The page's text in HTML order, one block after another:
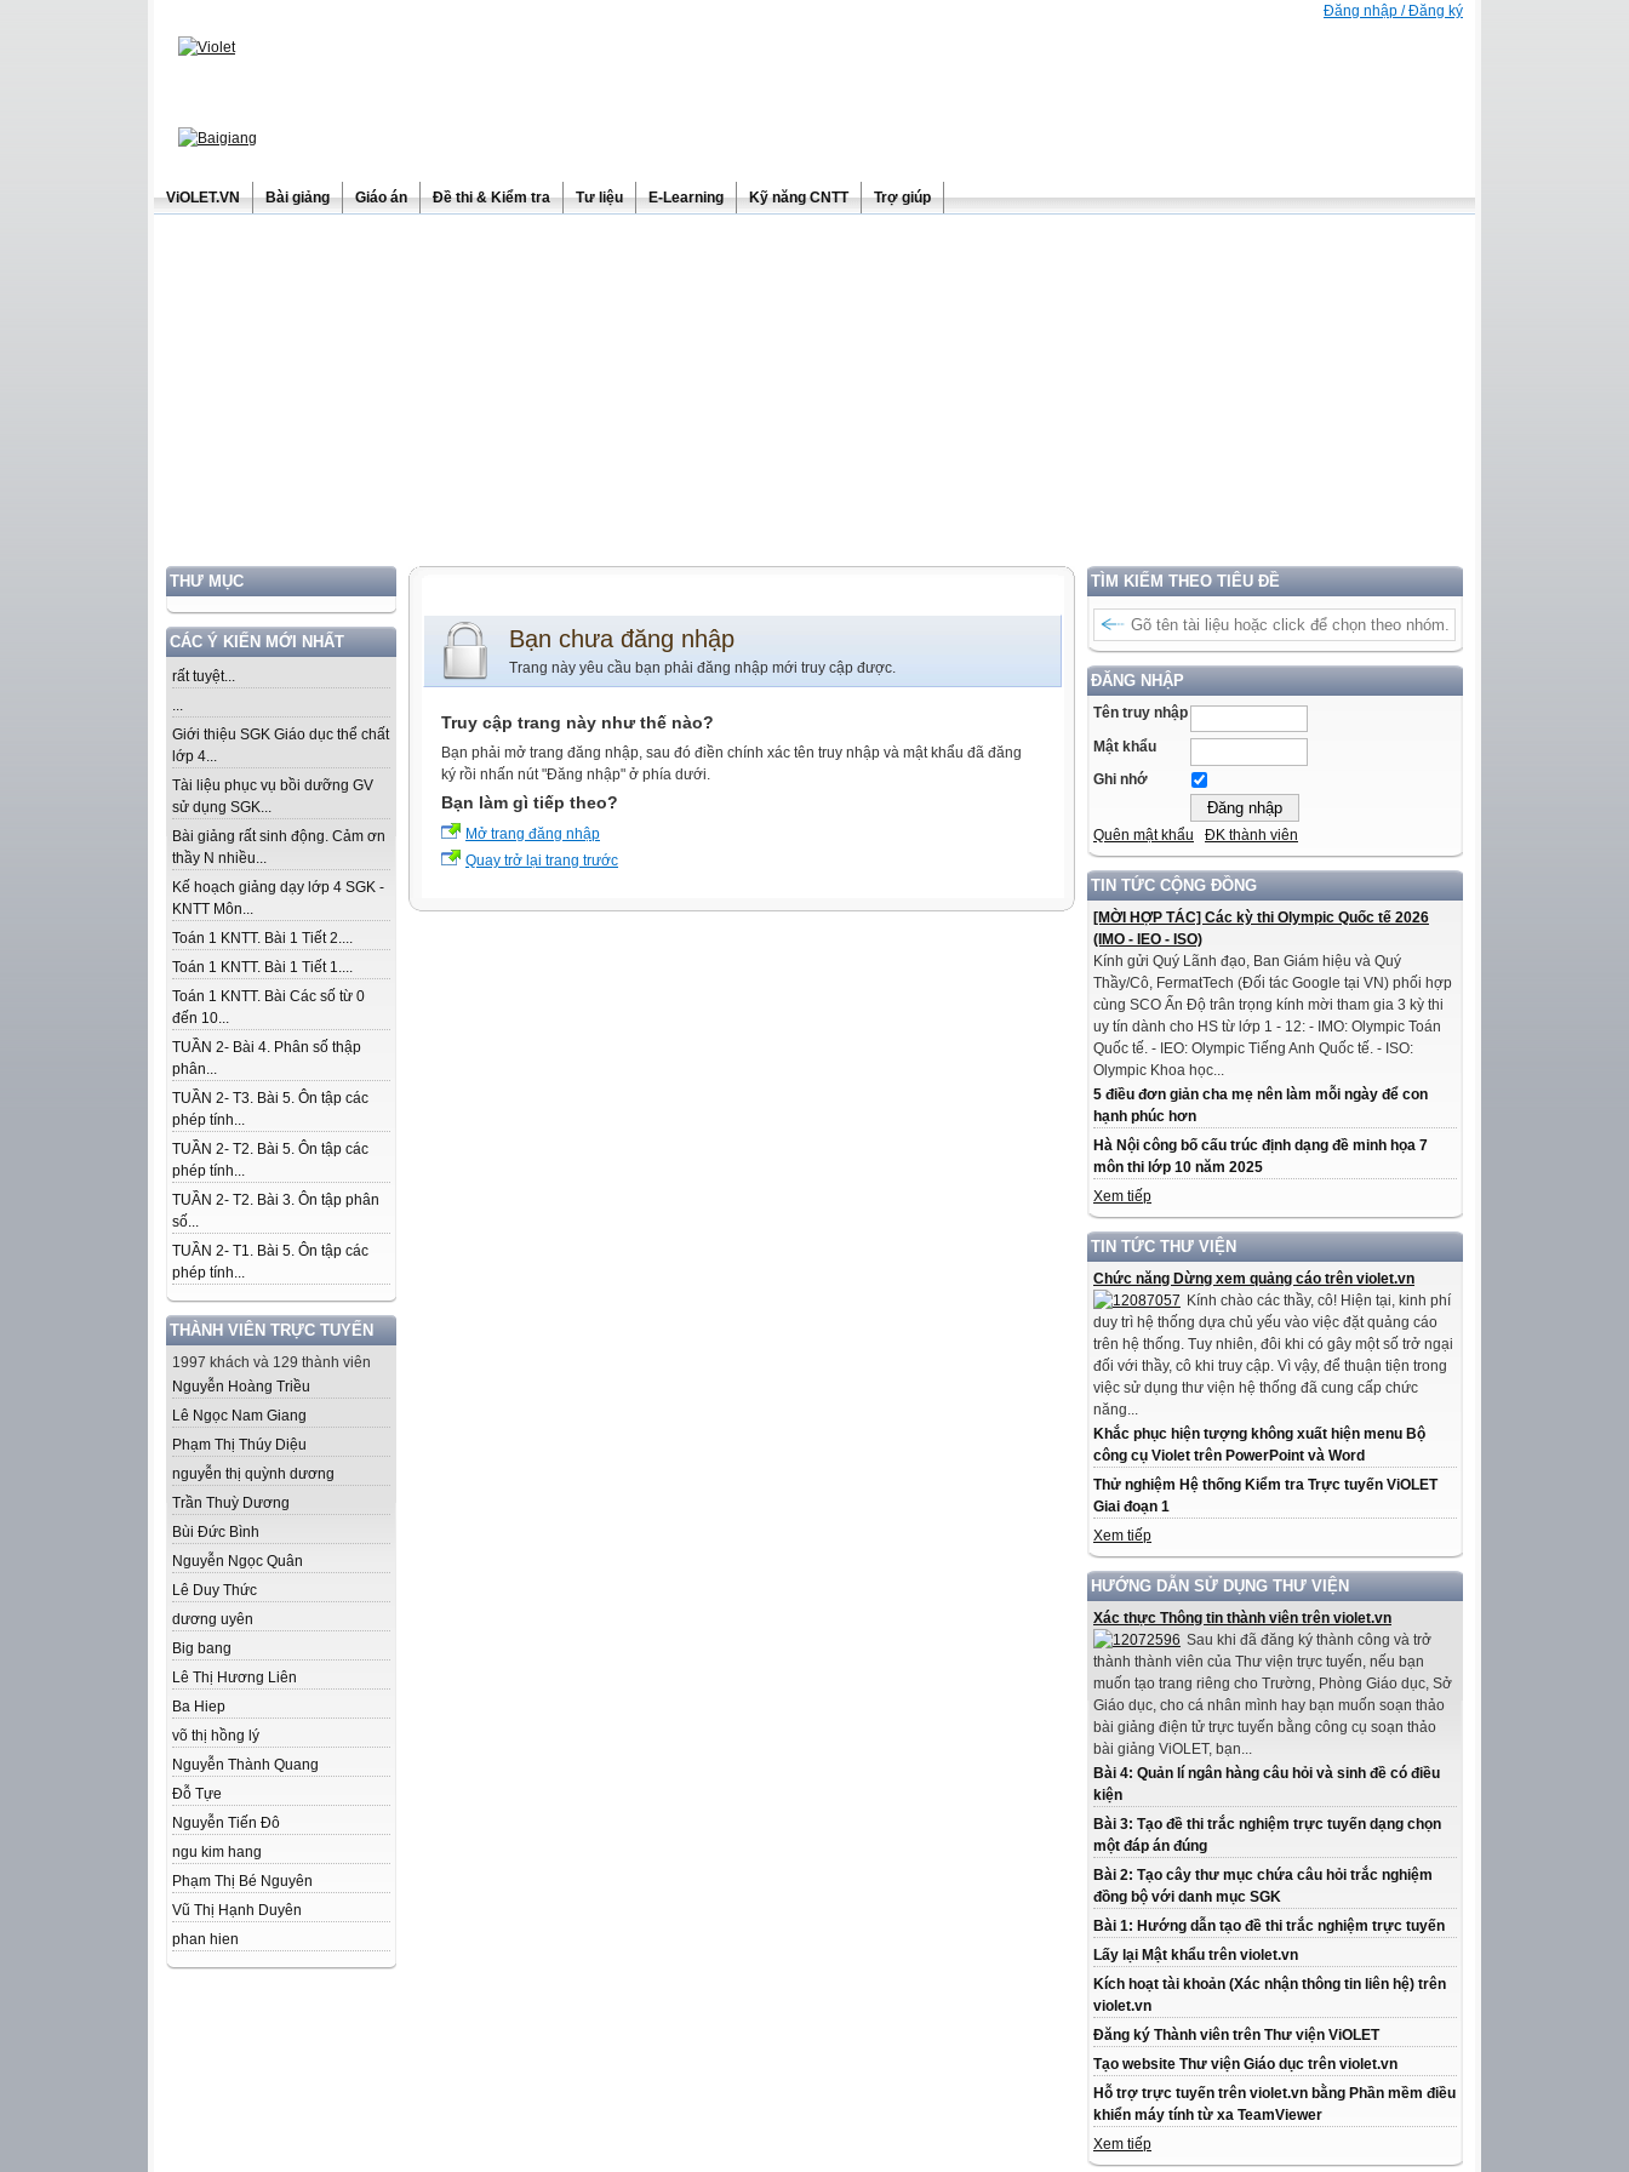
Đăng nhập / Đăng ký
ViOLET.VN Bài giảng Giáo án Đề thi & Kiểm tra Tư liệu E-Learning Kỹ năng CNTT Trợ giúp
THƯ MỤC
CÁC Ý KIẾN MỚI NHẤT
rất tuyệt...
...
Giới thiệu SGK Giáo dục thể chất
lớp 4...
Tài liệu phục vụ bồi dưỡng GV
sử dụng SGK...
Bài giảng rất sinh động. Cảm ơn
thầy N nhiều...
Kế hoạch giảng dạy lớp 4 SGK -
KNTT Môn...
Toán 1 KNTT. Bài 1 Tiết 2....
Toán 1 KNTT. Bài 1 Tiết 1....
Toán 1 KNTT. Bài Các số từ 0
đến 10...
TUẦN 2- Bài 4. Phân số thập
phân...
TUẦN 2- T3. Bài 5. Ôn tập các
phép tính...
TUẦN 2- T2. Bài 5. Ôn tập các
phép tính...
TUẦN 2- T2. Bài 3. Ôn tập phân
số...
TUẦN 2- T1. Bài 5. Ôn tập các
phép tính...
THÀNH VIÊN TRỰC TUYẾN
1997 khách và 129 thành viên
Nguyễn Hoàng Triều
Lê Ngọc Nam Giang
Phạm Thị Thúy Diệu
nguyễn thị quỳnh dương
Trần Thuỳ Dương
Bùi Đức Bình
Nguyễn Ngọc Quân
Lê Duy Thức
dương uyên
Big bang
Lê Thị Hương Liên
Ba Hiep
võ thị hồng lý
Nguyễn Thành Quang
Đỗ Tựe
Nguyễn Tiến Đô
ngu kim hang
Phạm Thị Bé Nguyên
Vũ Thị Hạnh Duyên
phan hien
TÌM KIẾM THEO TIÊU ĐỀ
ĐĂNG NHẬP
Tên truy nhập
Mật khẩu
Ghi nhớ
Quên mật khẩu ĐK thành viên
TIN TỨC CỘNG ĐỒNG
[MỜI HỢP TÁC] Các kỳ thi Olympic Quốc tế 2026
(IMO - IEO - ISO)
Kính gửi Quý Lãnh đạo, Ban Giám hiệu và Quý
Thầy/Cô, FermatTech (Đối tác Google tại VN) phối hợp
cùng SCO Ấn Độ trân trọng kính mời tham gia 3 kỳ thi
uy tín dành cho HS từ lớp 1 - 12: - IMO: Olympic Toán
Quốc tế. - IEO: Olympic Tiếng Anh Quốc tế. - ISO:
Olympic Khoa học...
5 điều đơn giản cha mẹ nên làm mỗi ngày để con
hạnh phúc hơn
Hà Nội công bố cấu trúc định dạng đề minh họa 7
môn thi lớp 10 năm 2025
Xem tiếp
TIN TỨC THƯ VIỆN
Chức năng Dừng xem quảng cáo trên violet.vn
Kính chào các thầy, cô! Hiện tại, kinh phí
duy trì hệ thống dựa chủ yếu vào việc đặt quảng cáo
trên hệ thống. Tuy nhiên, đôi khi có gây một số trở ngại
đối với thầy, cô khi truy cập. Vì vậy, để thuận tiện trong
việc sử dụng thư viện hệ thống đã cung cấp chức
năng...
Khắc phục hiện tượng không xuất hiện menu Bộ
công cụ Violet trên PowerPoint và Word
Thử nghiệm Hệ thống Kiểm tra Trực tuyến ViOLET
Giai đoạn 1
Xem tiếp
HƯỚNG DẪN SỬ DỤNG THƯ VIỆN
Xác thực Thông tin thành viên trên violet.vn
Sau khi đã đăng ký thành công và trở
thành thành viên của Thư viện trực tuyến, nếu bạn
muốn tạo trang riêng cho Trường, Phòng Giáo dục, Sở
Giáo dục, cho cá nhân mình hay bạn muốn soạn thảo
bài giảng điện tử trực tuyến bằng công cụ soạn thảo
bài giảng ViOLET, bạn...
Bài 4: Quản lí ngân hàng câu hỏi và sinh đề có điều
kiện
Bài 3: Tạo đề thi trắc nghiệm trực tuyến dạng chọn
một đáp án đúng
Bài 2: Tạo cây thư mục chứa câu hỏi trắc nghiệm
đồng bộ với danh mục SGK
Bài 1: Hướng dẫn tạo đề thi trắc nghiệm trực tuyến
Lấy lại Mật khẩu trên violet.vn
Kích hoạt tài khoản (Xác nhận thông tin liên hệ) trên
violet.vn
Đăng ký Thành viên trên Thư viện ViOLET
Tạo website Thư viện Giáo dục trên violet.vn
Hỗ trợ trực tuyến trên violet.vn bằng Phần mềm điều
khiển máy tính từ xa TeamViewer
Xem tiếp
Bạn chưa đăng nhập
Trang này yêu cầu bạn phải đăng nhập mới truy cập được.
Truy cập trang này như thế nào?
Bạn phải mở trang đăng nhập, sau đó điền chính xác tên truy nhập và mật khẩu đã đăng
ký rồi nhấn nút "Đăng nhập" ở phía dưới.
Bạn làm gì tiếp theo?
Mở trang đăng nhập
Quay trở lại trang trước